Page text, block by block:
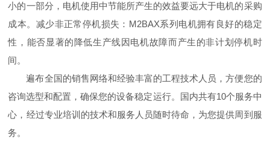
小的一部分，电机使用中节能所产生的效益要远大于电机的采购
成本。减少非正常停机损失：M2BAX系列电机拥有良好的稳定
性，能否显著的降低生产线因电机故障而产生的非计划停机时
间。
遍布全国的销售网络和经验丰富的工程技术人员，方便您的
咨询选型和配置，确保您的设备稳定运行。国内共有10个服务中
心，经过专业培训的技术和服务人员随时待命，为您提供周到服
务。